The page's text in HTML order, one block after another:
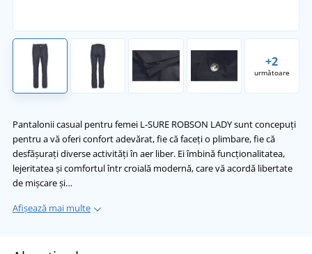
+2
următoare
Pantalonii casual pentru femei L‑SURE ROBSON LADY sunt concepuți
pentru a vă oferi confort adevărat, fie că faceţi o plimbare, fie că
desfăşuraţi diverse activităţi în aer liber. Ei îmbină funcționalitatea,
lejeritatea și comfortul într croială modernă, care vă acordă libertate
de mișcare și…
Afișează mai multe